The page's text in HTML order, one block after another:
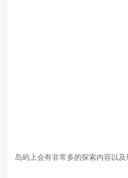
岛屿上会有非常多的探索内容以